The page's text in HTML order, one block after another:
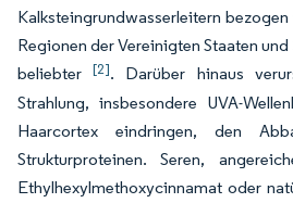
Kalksteingrundwasserleitern
Regionen der Vereinigten Staaten
beliebter[2]. Darüber hinaus
Strahlung, insbesondere UVA-
Haarcortex eindringen, den
Strukturproteinen. Seren,
Ethylhexylmethoxycinnamat oder